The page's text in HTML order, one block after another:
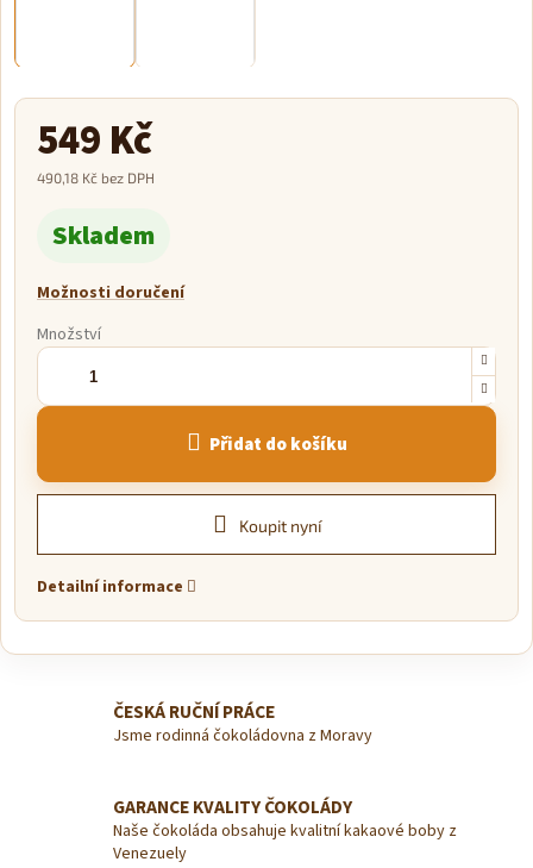
549 Kč
490,18 Kč bez DPH
cena:
Skladem
Možnosti doručení
Množství
Přidat do košíku
Koupit nyní
Detailní informace
ČESKÁ RUČNÍ PRÁCE
Jsme rodinná čokoládovna z Moravy
GARANCE KVALITY ČOKOLÁDY
Naše čokoláda obsahuje kvalitní kakaové boby z
Venezuely